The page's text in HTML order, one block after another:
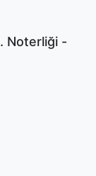
Noterliği -